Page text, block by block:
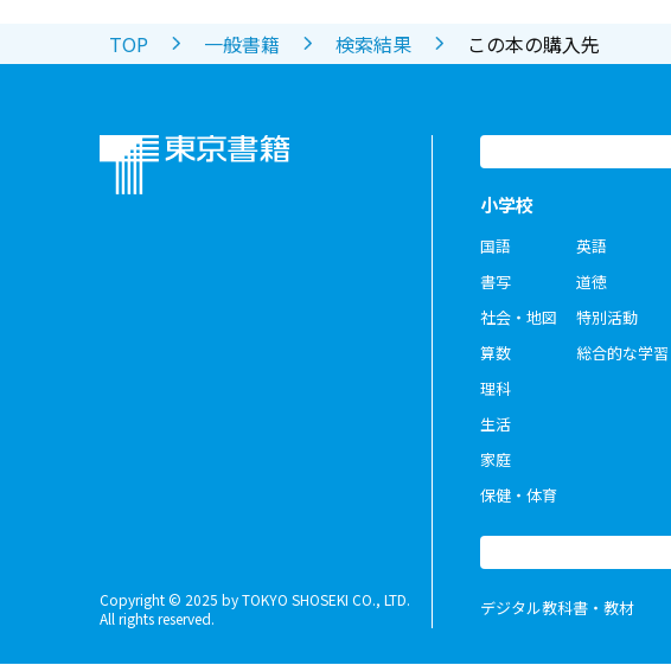
TOP 一般書籍 検索結果 この本の購入先
Copyright © 2025 by TOKYO SHOSEKI CO., LTD.
All rights reserved.
小学校
国語
書写
社会・地図
算数
理科
生活
家庭
保健・体育
英語
道徳
特別活動
総合的な学習
デジタル教科書・教材